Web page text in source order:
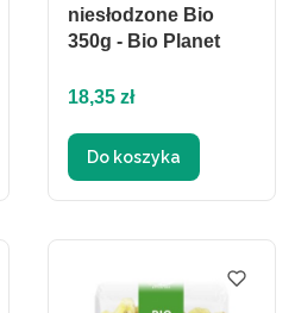
niesłodzone Bio
350g - Bio Planet
Cena
18,35 zł
Do koszyka